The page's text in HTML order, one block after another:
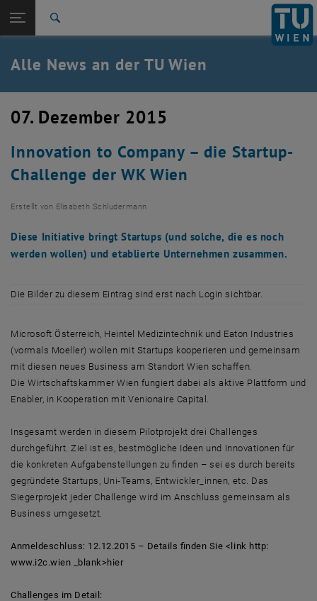
TU Login
Quicklinks
Quicklinks-Menü umschalten
Studium
Karriere
Zurück: Subseiten von TU Wien Startseite auflisten
Zurück zur letzten Ebene:
TU Wien Startseite
Übersicht
Alle News an der TU Wien
07. Dezember 2015
Innovation to Company – die Startup-
Challenge der WK Wien
Erstellt von Elisabeth Schludermann
Diese Initiative bringt Startups (und solche, die es noch
werden wollen) und etablierte Unternehmen zusammen.
Die Bilder zu diesem Eintrag sind erst nach Login sichtbar.
Microsoft Österreich, Heintel Medizintechnik und Eaton Industries
(vormals Moeller) wollen mit Startups kooperieren und gemeinsam
mit diesen neues Business am Standort Wien schaffen.
Die Wirtschaftskammer Wien fungiert dabei als aktive Plattform und
Enabler, in Kooperation mit Venionaire Capital.
Insgesamt werden in diesem Pilotprojekt drei Challenges
durchgeführt. Ziel ist es, bestmögliche Ideen und Innovationen für
die konkreten Aufgabenstellungen zu finden – sei es durch bereits
gegründete Startups, Uni-Teams, Entwickler_innen, etc. Das
Siegerprojekt jeder Challenge wird im Anschluss gemeinsam als
Business umgesetzt.
Anmeldeschluss: 12.12.2015 – Details finden Sie <link http:
www.i2c.wien _blank>hier
Challenges im Detail: